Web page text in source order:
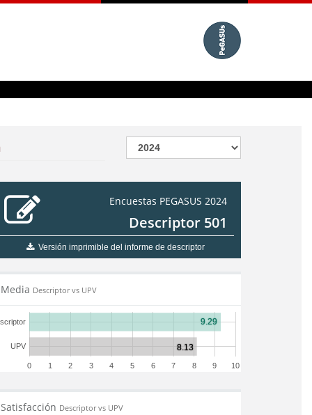
Encuestas PEGASUS 2024
Descriptor 501
Versión imprimible del informe de descriptor
Media Descriptor vs UPV
0 1 2 3 4 5 6 7 8 9 10
UPV
Satisfacción Descriptor vs UPV